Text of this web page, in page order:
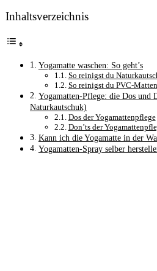
Inhaltsverzeichnis
Yogamatte waschen: So geht’s
So reinigst du
So reinigst du PVC-Matten
Yogamatten-Pflege: die Dos und
Naturkautschuk)
Dos der Yogamattenpflege
Don’ts der
Kann ich die Yogamatte in der
Yogamatten-Spray selber